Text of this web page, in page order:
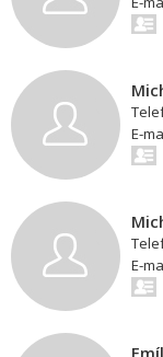
E-
E-